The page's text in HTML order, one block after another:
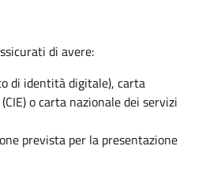
di avere:
di identità digitale), carta
o carta nazionale dei servizi
prevista per la presentazione